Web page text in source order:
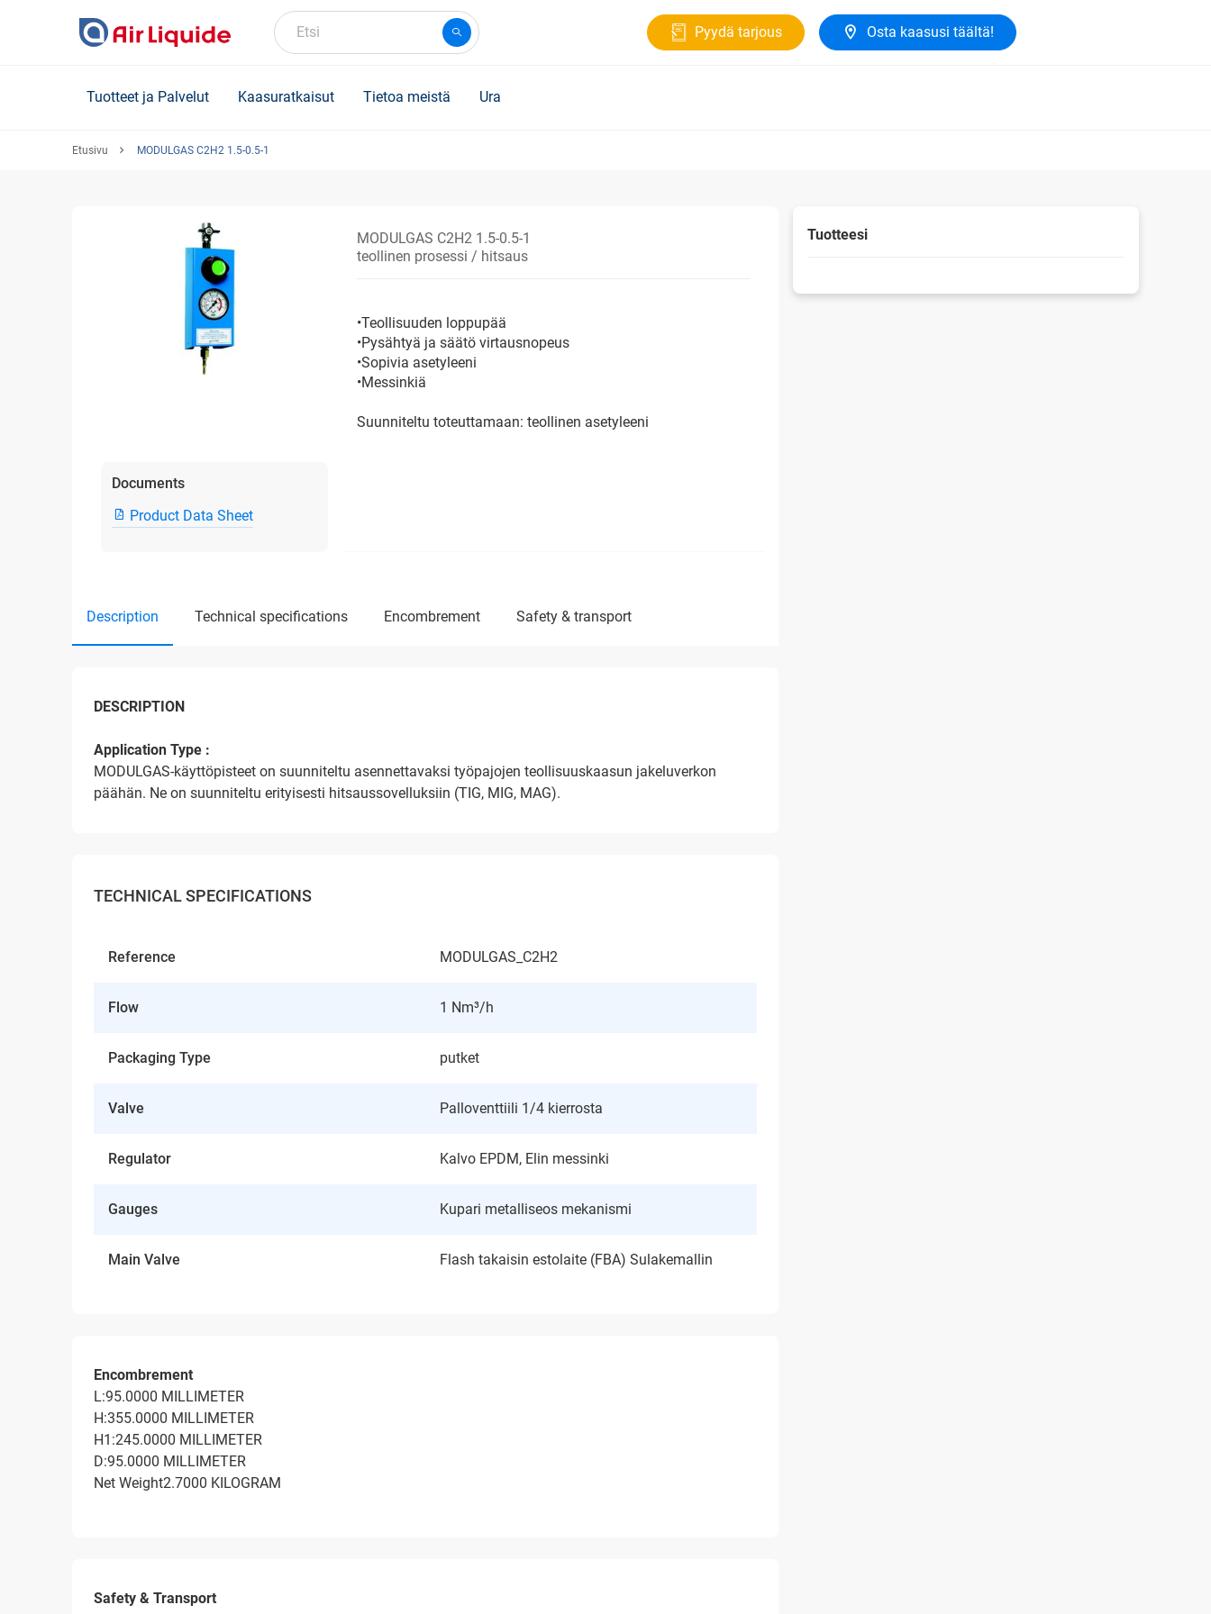
Etsi Pyydä tarjous Osta kaasusi täältä!
Tuotteet ja Palvelut Kaasuratkaisut Tietoa meistä Ura
Etusivu MODULGAS C2H2 1.5-0.5-1
Documents
Product Data Sheet
MODULGAS C2H2 1.5-0.5-1
teollinen prosessi / hitsaus
•Teollisuuden loppupää
•Pysähtyä ja säätö virtausnopeus
•Sopivia asetyleeni
•Messinkiä
Suunniteltu toteuttamaan: teollinen asetyleeni
description technical specifications encombrement safety & transport
DESCRIPTION
Application Type :
MODULGAS-käyttöpisteet on suunniteltu asennettavaksi työpajojen teollisuuskaasun jakeluverkon
päähän. Ne on suunniteltu erityisesti hitsaussovelluksiin (TIG, MIG, MAG).
TECHNICAL SPECIFICATIONS
Reference MODULGAS_C2H2
Flow 1 Nm³/h
Packaging Type putket
Valve Palloventtiili 1/4 kierrosta
Regulator Kalvo EPDM, Elin messinki
Gauges Kupari metalliseos mekanismi
Main Valve Flash takaisin estolaite (FBA) Sulakemallin
Encombrement
L:95.0000 MILLIMETER
H:355.0000 MILLIMETER
H1:245.0000 MILLIMETER
D:95.0000 MILLIMETER
Net Weight2.7000 KILOGRAM
Safety & Transport
Tuotteesi